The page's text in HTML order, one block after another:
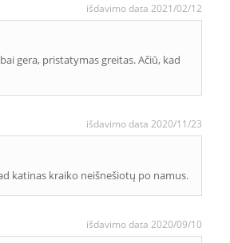
išdavimo data 2021/02/12
gera, pristatymas greitas. Ačiū, kad
išdavimo data 2020/11/23
katinas kraiko neišnešiotų po namus.
išdavimo data 2020/09/10